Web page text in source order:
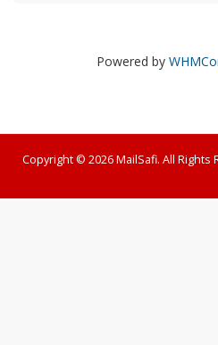
Powered by
Copyright © 2026 MailSafi. All Rights